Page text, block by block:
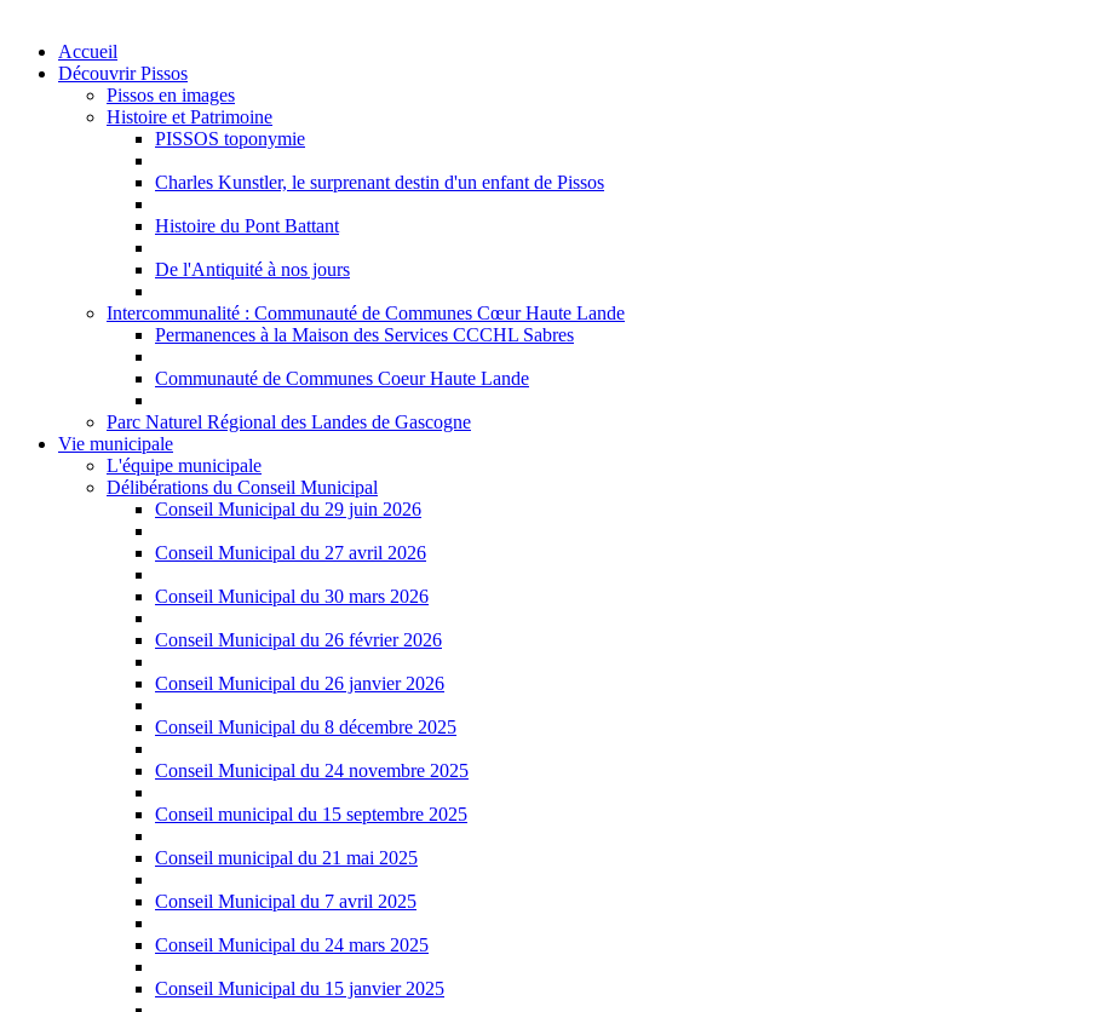
Accueil
Découvrir Pissos
Pissos en images
Histoire et Patrimoine
PISSOS toponymie
Charles Kunstler, le surprenant destin d'un enfant de Pissos
Histoire du Pont Battant
De l'Antiquité à nos jours
Intercommunalité : Communauté de Communes Cœur Haute Lande
Permanences à la Maison des Services CCCHL Sabres
Communauté de Communes Coeur Haute Lande
Parc Naturel Régional des Landes de Gascogne
Vie municipale
L'équipe municipale
Délibérations du Conseil Municipal
Conseil Municipal du 29 juin 2026
Conseil Municipal du 27 avril 2026
Conseil Municipal du 30 mars 2026
Conseil Municipal du 26 février 2026
Conseil Municipal du 26 janvier 2026
Conseil Municipal du 8 décembre 2025
Conseil Municipal du 24 novembre 2025
Conseil municipal du 15 septembre 2025
Conseil municipal du 21 mai 2025
Conseil Municipal du 7 avril 2025
Conseil Municipal du 24 mars 2025
Conseil Municipal du 15 janvier 2025